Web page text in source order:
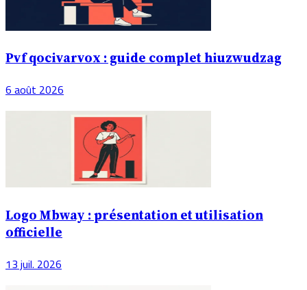
Pvf qocivarvox : guide complet hiuzwudzag
6 août 2026
Logo Mbway : présentation et utilisation
officielle
13 juil. 2026